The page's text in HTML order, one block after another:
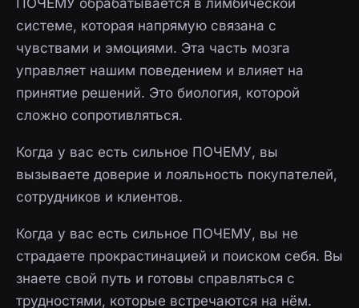
ПОЧЕМУ обрабатывается в лимбической
системе, которая напрямую связана с
чувствами и эмоциями. Эта часть мозга
управляет нашим поведением и влияет на
принятие решений. Это биология, которой
сложно сопротивляться.
Когда у вас есть сильное ПОЧЕМУ, вы
вызываете доверие и лояльность покупателей,
сотрудников и клиентов.
Когда у вас есть сильное ПОЧЕМУ, вы не
страдаете прокрастинацией и поиском себя. Вы
знаете свой путь и готовы справляться с
трудностями, которые встречаются на нём.